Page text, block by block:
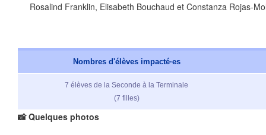
Rosalind Franklin, Elisabeth Bouchaud et Constanza Rojas-
Nombres d'élèves impacté·es
7 élèves de la Seconde à la Terminale
(7 filles)
📸 Quelques photos